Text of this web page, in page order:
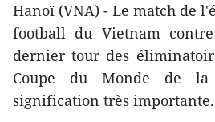
Hanoï (VNA) - Le match de
football du Vietnam
dernier tour des
Coupe du Monde de
signification très importante.